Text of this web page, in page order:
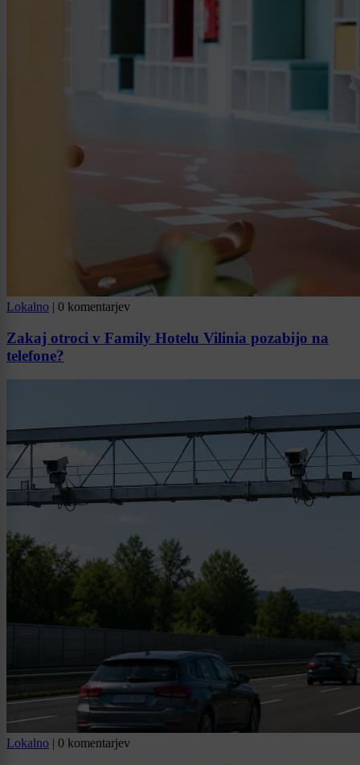
Lokalno | 0 komentarjev
Zakaj otroci v Family Hotelu Vilinia pozabijo na
telefone?
Lokalno | 0 komentarjev